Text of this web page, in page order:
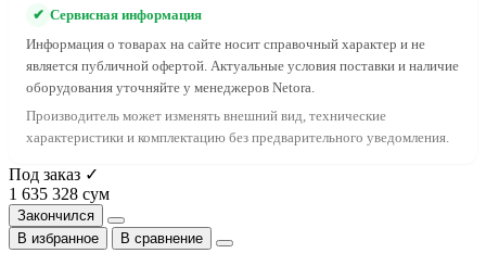
✔ Сервисная информация
Информация о товарах на сайте носит справочный характер и не
является публичной офертой. Актуальные условия поставки и наличие
оборудования уточняйте у менеджеров Netora.
Производитель может изменять внешний вид, технические
характеристики и комплектацию без предварительного уведомления.
Под заказ ✓
1 635 328 сум
Закончился
В избранное
В сравнение